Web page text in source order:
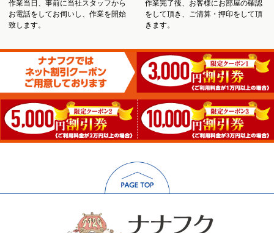
作業当日、事前に当社スタッフから
お電話をしてお伺いし、作業を開始
致します。
作業完了後、お客様にお部屋の確認
をして頂き、ご清算・押印をして頂
きます。